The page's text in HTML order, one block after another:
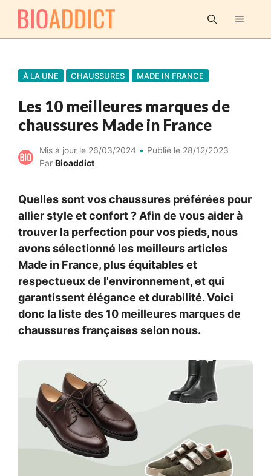
Aller
contenu
MENU
À LA UNE CHAUSSURES MADE IN FRANCE
Les 10 meilleures marques de
chaussures Made in France
Mis à jour le 26/03/2024 Publié le 28/12/2023
Par Bioaddict
Quelles sont vos chaussures préférées pour
allier style et confort ? Afin de vous aider à
trouver la perfection pour vos pieds, nous
avons sélectionné les meilleurs articles
Made in France, plus équitables et
respectueux de l'environnement, et qui
garantissent élégance et durabilité. Voici
donc la liste des 10 meilleures marques de
chaussures françaises selon nous.